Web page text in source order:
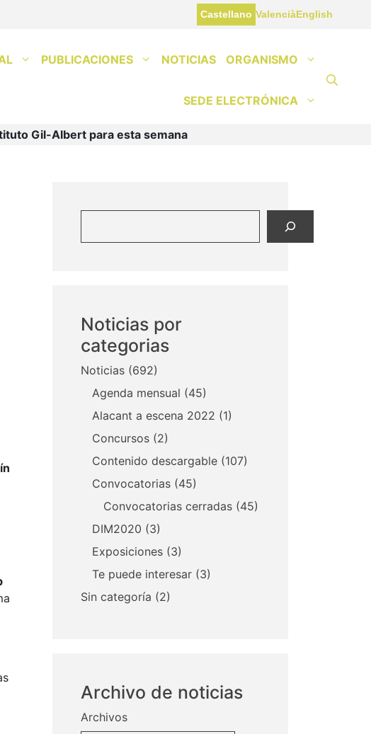
Castellano ValenciàEnglish
PUBLICACIONES NOTICIAS ORGANISMO
SEDE ELECTRÓNICA
Gil-Albert para esta semana
Noticias por
categorias
Noticias (692)
Agenda mensual (45)
Alacant a escena 2022 (1)
Concursos (2)
Contenido descargable (107)
Convocatorias (45)
Convocatorias cerradas (45)
DIM2020 (3)
Exposiciones (3)
Te puede interesar (3)
Sin categoría (2)
Archivo de noticias
Archivos